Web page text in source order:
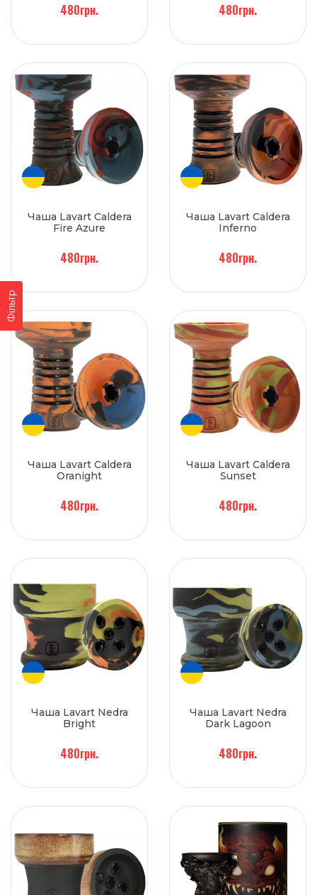
Фільтр
480грн. 480грн.
Чаша Lavart Caldera
Fire Azure
480грн.
Чаша Lavart Caldera
Inferno
480грн.
Чаша Lavart Caldera
Oranight
480грн.
Чаша Lavart Caldera
Sunset
480грн.
Чаша Lavart Nedra
Bright
480грн.
Чаша Lavart Nedra
Dark Lagoon
480грн.